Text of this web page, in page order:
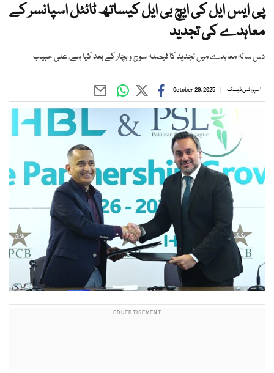
پی ایس ایل کی ایچ بی ایل کیساتھ ٹائٹل اسپانسر کے
معاہدے کی تجدید
دس سالہ معاہدے میں تجدید کا فیصلہ سوچ و بچار کے بعد کیا ہے، علی حبیب
اسپورٹس ڈیسک October 29, 2025